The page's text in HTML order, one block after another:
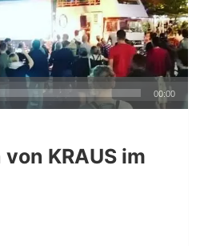
00:00
KRAUS im